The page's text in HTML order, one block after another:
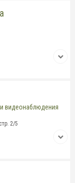
видеонаблюдения
2/5